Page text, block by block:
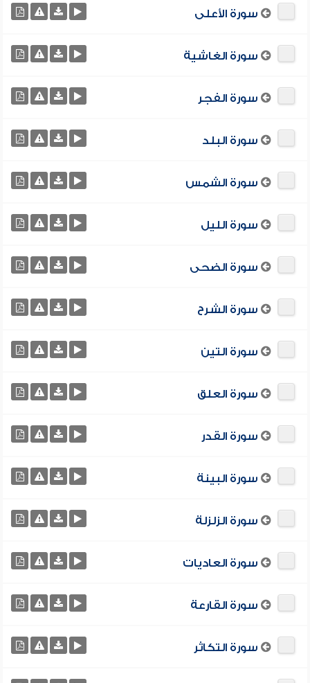
سورة الأعلى
سورة الغاشية
سورة الفجر
سورة البلد
سورة الشمس
سورة الليل
سورة الضحى
سورة الشرح
سورة التين
سورة العلق
سورة القدر
سورة البينة
سورة الزلزلة
سورة العاديات
سورة القارعة
سورة التكاثر